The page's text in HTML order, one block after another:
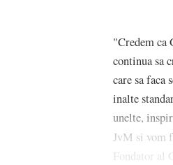
"Credem ca
continua sa
care sa faca
inalte
unelte,
JvM si vom
Fondator al